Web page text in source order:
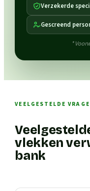
Verzekerde
Gescreend
*
VEELGESTELDE
vlekken
bank